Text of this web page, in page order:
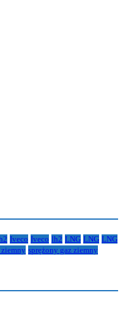
Iveco Iveco lh2 LNG LNG LNG
sprężony gaz ziemny